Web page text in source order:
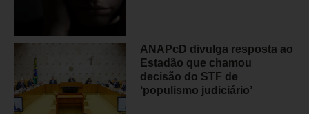
ANAPcD divulga resposta ao
Estadão que chamou
decisão do STF de
‘populismo judiciário’